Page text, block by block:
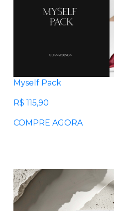
Myself Pack
R$ 115,90
COMPRE AGORA